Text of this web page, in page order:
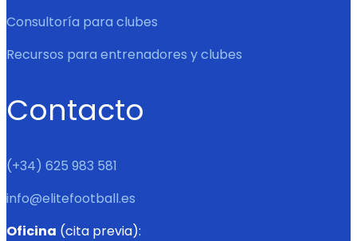
Consultoría para clubes
Recursos para entrenadores y clubes
Contacto
(+34) 625 983 581
info@elitefootball.es
Oficina (cita previa):